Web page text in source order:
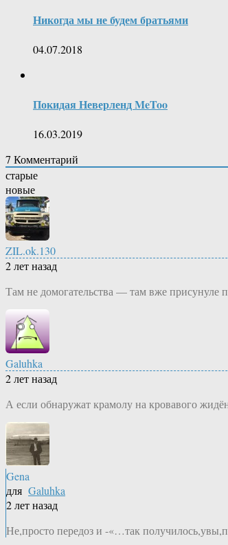
Никогда мы не будем братьями
04.07.2018
Покидая Неверленд MeToo
16.03.2019
7 Комментарий
старые
новые
ZIL.ok.130
2 лет назад
Там не домогательства — там вже присунуле
Galuhka
2 лет назад
А если обнаружат крамолу на кровавого
Gena
для Galuhka
2 лет назад
Не,просто передоз и -«…так